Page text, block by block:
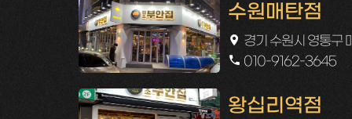
수원매탄점
경기 수원시 영통구
010-9162-3645
왕십리역점